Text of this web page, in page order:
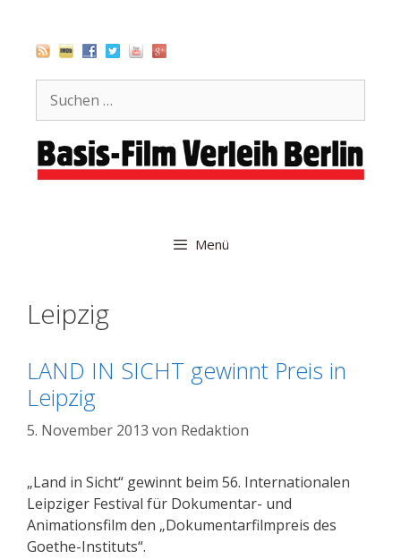
springen
nach:
Menü
Leipzig
LAND IN SICHT gewinnt Preis in
Leipzig
5. November 2013 von Redaktion
„Land in Sicht“ gewinnt beim 56. Internationalen
Leipziger Festival für Dokumentar- und
Animationsfilm den „Dokumentarfilmpreis des
Goethe-Instituts“.